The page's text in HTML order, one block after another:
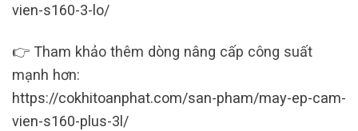
vien-s160-3-lo/
👉 Tham khảo thêm dòng nâng cấp công suất
mạnh hơn:
https://cokhitoanphat.com/san-pham/may-ep-cam-
vien-s160-plus-3l/